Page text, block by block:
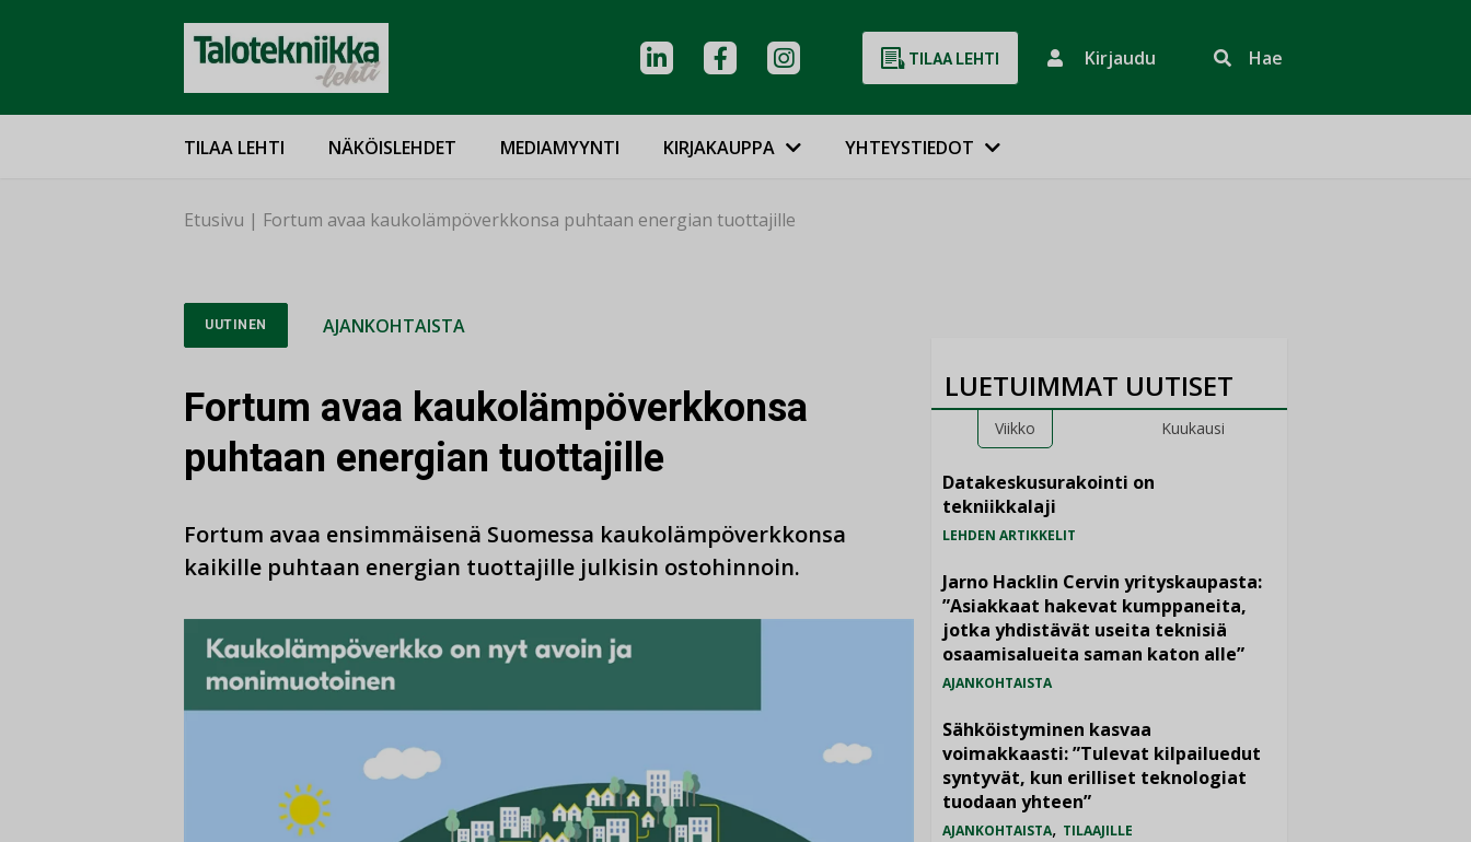
TILAA LEHTI Kirjaudu Hae
TILAA LEHTI NÄKÖISLEHDET MEDIAMYYNTI KIRJAKAUPPA YHTEYSTIEDOT
Etusivu | Fortum avaa kaukolämpöverkkonsa puhtaan energian tuottajille
UUTINEN AJANKOHTAISTA
Fortum avaa kaukolämpöverkkonsa
puhtaan energian tuottajille
Fortum avaa ensimmäisenä Suomessa kaukolämpöverkkonsa
kaikille puhtaan energian tuottajille julkisin ostohinnoin.
LUETUIMMAT UUTISET
Viikko Kuukausi
Datakeskusurakointi on
tekniikkalaji
LEHDEN ARTIKKELIT
Jarno Hacklin Cervin yrityskaupasta:
”Asiakkaat hakevat kumppaneita,
jotka yhdistävät useita teknisiä
osaamisalueita saman katon alle”
AJANKOHTAISTA
Sähköistyminen kasvaa
voimakkaasti: ”Tulevat kilpailuedut
syntyvät, kun erilliset teknologiat
tuodaan yhteen”
AJANKOHTAISTA, TILAAJILLE